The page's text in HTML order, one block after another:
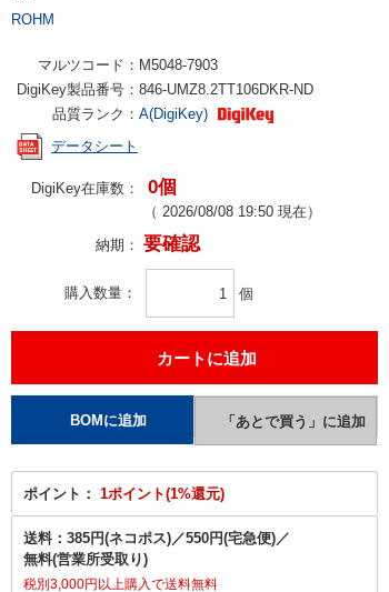
ROHM
マルツコード： M5048-7903
DigiKey製品番号： 846-UMZ8.2TT106DKR-ND
品質ランク： A(DigiKey)
データシート
DigiKey在庫数： 0個
（ 2026/08/08 19:50 現在）
納期： 要確認
購入数量 個
ポイント： 1ポイント(1%還元)
送料： 385円(ネコポス)／550円(宅急便)／
無料(営業所受取り)
税別3,000円以上購入で送料無料